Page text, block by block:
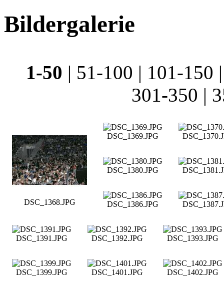
Bildergalerie
1-50 | 51-100 | 101-150
301-350 |
DSC_1368.JPG
DSC_1369.JPG
DSC_1380.JPG
DSC_1386.JPG
DSC_1391.JPG DSC_1392.JPG DSC_1393.JPG
DSC_1399.JPG DSC_1401.JPG DSC_1402.JPG